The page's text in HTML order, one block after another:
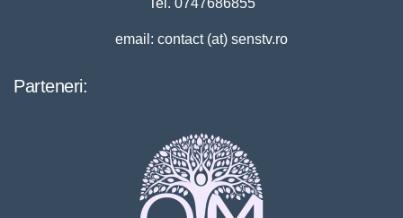
email: contact (at) senstv.ro
Parteneri: